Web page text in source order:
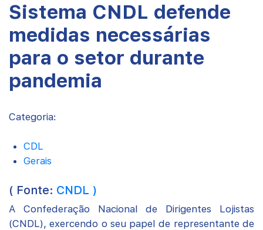
Sistema CNDL defende
medidas necessárias
para o setor durante
pandemia
Categoria:
CDL
Gerais
( Fonte: CNDL )
A Confederação Nacional de Dirigentes Lojistas
(CNDL), exercendo o seu papel de representante de